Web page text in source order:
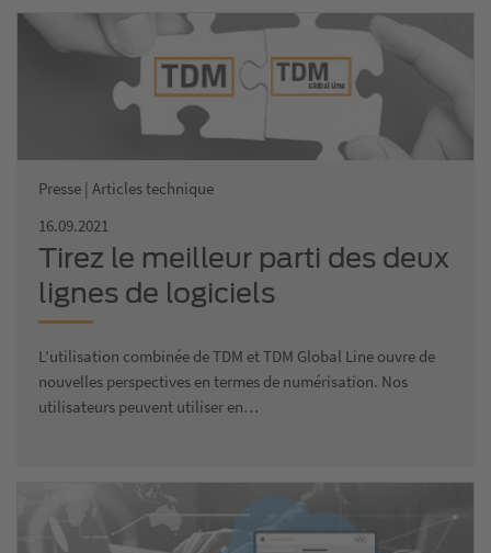
Presse | Articles technique
16.09.2021
Tirez le meilleur parti des deux
lignes de logiciels
L’utilisation combinée de TDM et TDM Global Line ouvre de
nouvelles perspectives en termes de numérisation. Nos
utilisateurs peuvent utiliser en…